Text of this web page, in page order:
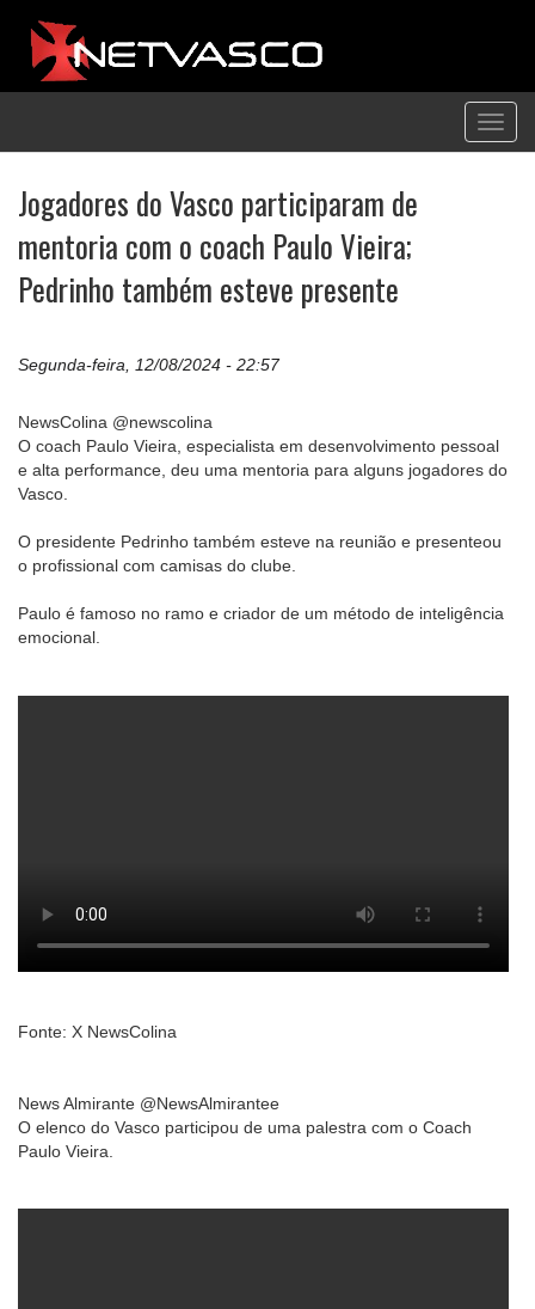
Jogadores do Vasco participaram de
mentoria com o coach Paulo Vieira;
Pedrinho também esteve presente
Segunda-feira, 12/08/2024 - 22:57
NewsColina @newscolina
O coach Paulo Vieira, especialista em desenvolvimento pessoal
e alta performance, deu uma mentoria para alguns jogadores do
Vasco.
O presidente Pedrinho também esteve na reunião e presenteou
o profissional com camisas do clube.
Paulo é famoso no ramo e criador de um método de inteligência
emocional.
Fonte: X NewsColina
News Almirante @NewsAlmirantee
O elenco do Vasco participou de uma palestra com o Coach
Paulo Vieira.